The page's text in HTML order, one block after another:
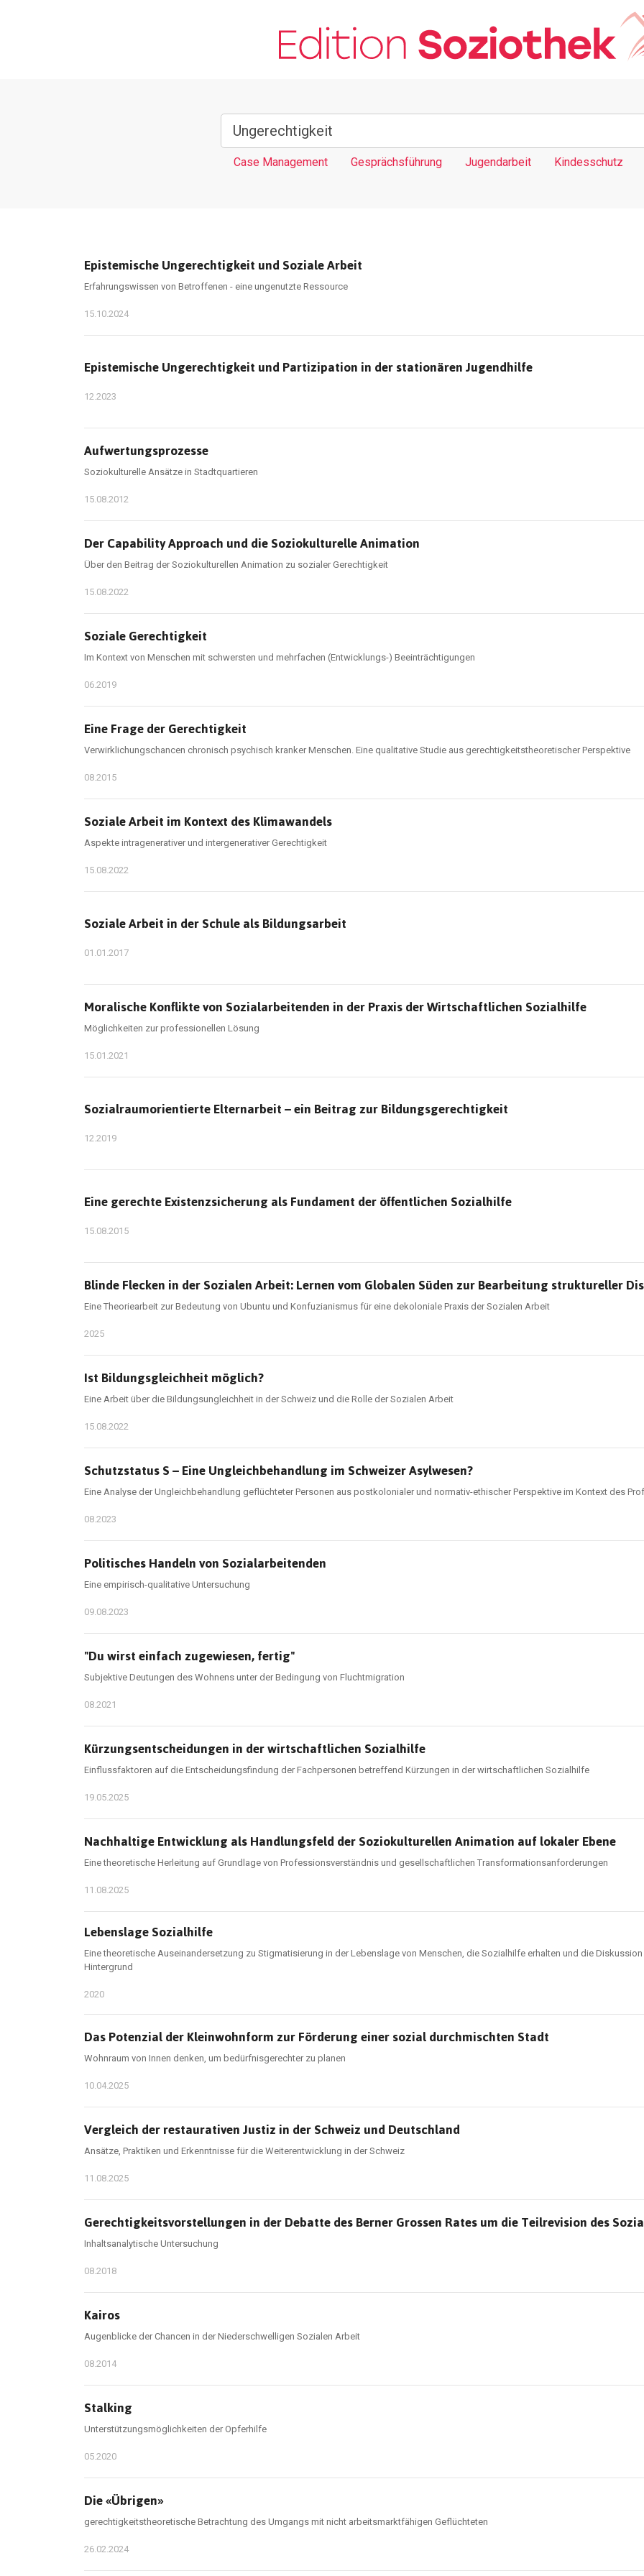
Case Management Gesprächsführung Jugendarbeit Kindesschutz
Epistemische Ungerechtigkeit und Soziale Arbeit
Erfahrungswissen von Betroffenen - eine ungenutzte Ressource
15.10.2024
Epistemische Ungerechtigkeit und Partizipation in der stationären Jugendhilfe
12.2023
Aufwertungsprozesse
Soziokulturelle Ansätze in Stadtquartieren
15.08.2012
Der Capability Approach und die Soziokulturelle Animation
Über den Beitrag der Soziokulturellen Animation zu sozialer Gerechtigkeit
15.08.2022
Soziale Gerechtigkeit
Im Kontext von Menschen mit schwersten und mehrfachen (Entwicklungs-) Beeinträchtigungen
06.2019
Eine Frage der Gerechtigkeit
Verwirklichungschancen chronisch psychisch kranker Menschen. Eine qualitative Studie aus gerechtigkeitstheoretischer Perspektive
08.2015
Soziale Arbeit im Kontext des Klimawandels
Aspekte intragenerativer und intergenerativer Gerechtigkeit
15.08.2022
Soziale Arbeit in der Schule als Bildungsarbeit
01.01.2017
Moralische Konflikte von Sozialarbeitenden in der Praxis der Wirtschaftlichen Sozialhilfe
Möglichkeiten zur professionellen Lösung
15.01.2021
Sozialraumorientierte Elternarbeit – ein Beitrag zur Bildungsgerechtigkeit
12.2019
Eine gerechte Existenzsicherung als Fundament der öffentlichen Sozialhilfe
15.08.2015
Blinde Flecken in der Sozialen Arbeit: Lernen vom Globalen Süden zur Bearbeitung struktureller
Eine Theoriearbeit zur Bedeutung von Ubuntu und Konfuzianismus für eine dekoloniale Praxis der Sozialen Arbeit
2025
Ist Bildungsgleichheit möglich?
Eine Arbeit über die Bildungsungleichheit in der Schweiz und die Rolle der Sozialen Arbeit
15.08.2022
Schutzstatus S – Eine Ungleichbehandlung im Schweizer Asylwesen?
Eine Analyse der Ungleichbehandlung geflüchteter Personen aus postkolonialer und normativ-ethischer Perspektive im Kontext des
08.2023
Politisches Handeln von Sozialarbeitenden
Eine empirisch-qualitative Untersuchung
09.08.2023
"Du wirst einfach zugewiesen, fertig"
Subjektive Deutungen des Wohnens unter der Bedingung von Fluchtmigration
08.2021
Kürzungsentscheidungen in der wirtschaftlichen Sozialhilfe
Einflussfaktoren auf die Entscheidungsfindung der Fachpersonen betreffend Kürzungen in der wirtschaftlichen Sozialhilfe
19.05.2025
Nachhaltige Entwicklung als Handlungsfeld der Soziokulturellen Animation auf lokaler Ebene
Eine theoretische Herleitung auf Grundlage von Professionsverständnis und gesellschaftlichen Transformationsanforderungen
11.08.2025
Lebenslage Sozialhilfe
Eine theoretische Auseinandersetzung zu Stigmatisierung in der Lebenslage von Menschen, die Sozialhilfe erhalten und die
Hintergrund
2020
Das Potenzial der Kleinwohnform zur Förderung einer sozial durchmischten Stadt
Wohnraum von Innen denken, um bedürfnisgerechter zu planen
10.04.2025
Vergleich der restaurativen Justiz in der Schweiz und Deutschland
Ansätze, Praktiken und Erkenntnisse für die Weiterentwicklung in der Schweiz
11.08.2025
Gerechtigkeitsvorstellungen in der Debatte des Berner Grossen Rates um die Teilrevision des
Inhaltsanalytische Untersuchung
08.2018
Kairos
Augenblicke der Chancen in der Niederschwelligen Sozialen Arbeit
08.2014
Stalking
Unterstützungsmöglichkeiten der Opferhilfe
05.2020
Die «Übrigen»
gerechtigkeitstheoretische Betrachtung des Umgangs mit nicht arbeitsmarktfähigen Geflüchteten
26.02.2024